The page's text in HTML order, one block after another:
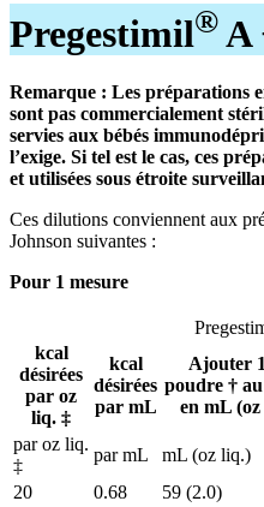
Pregestimil® A
Remarque : Les préparations
sont pas commercialement
servies aux bébés
l’exige. Si tel est le cas, ces
et utilisées sous étroite
Ces dilutions conviennent aux
Johnson suivantes :
Pour 1 mesure
kcal
désirées
par oz
liq. ‡
kcal
désirées
par mL
Ajouter
poudre †
en mL
par oz liq.
‡
par mL mL (oz liq.)
20
0.68 59 (2.0)